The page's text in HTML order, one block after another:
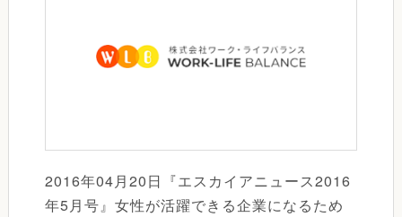
2016年04月20日『エスカイアニュース2016
年5月号』女性が活躍できる企業になるため